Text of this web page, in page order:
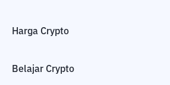
Harga Crypto
Belajar Crypto